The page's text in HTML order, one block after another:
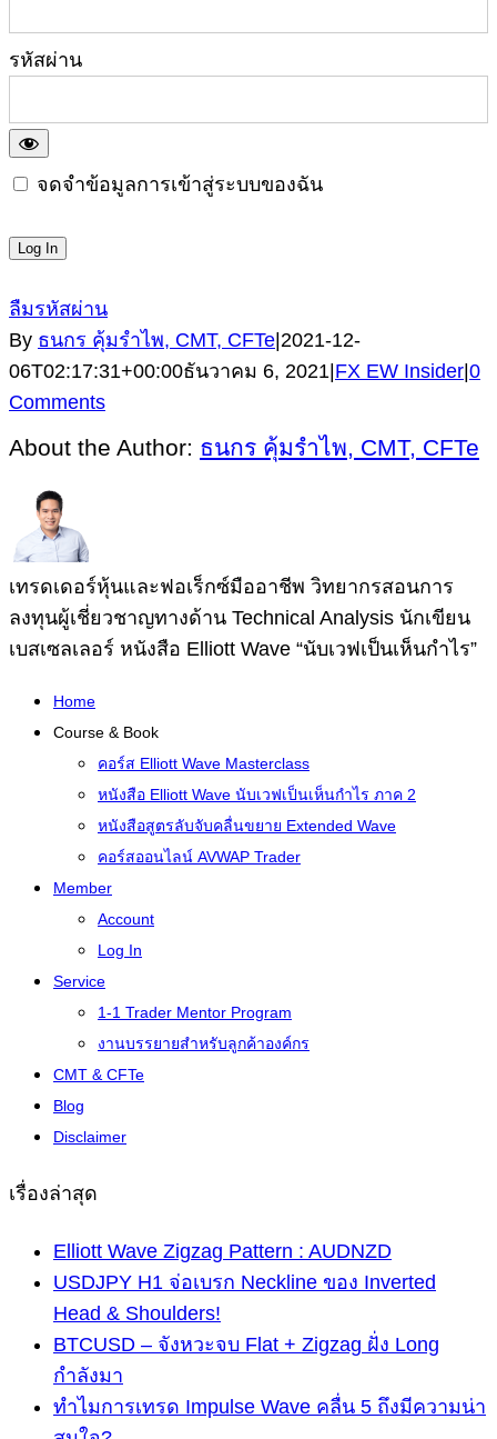
รหัสผ่าน
จดจำข้อมูลการเข้าสู่ระบบของฉัน
ลืมรหัสผ่าน
By ธนกร คุ้มรำไพ, CMT, CFTe|2021-12-
06T02:17:31+00:00ธันวาคม 6, 2021|FX EW Insider|0
Comments
About the Author: ธนกร คุ้มรำไพ, CMT, CFTe
เทรดเดอร์หุ้นและฟอเร็กซ์มืออาชีพ วิทยากรสอนการ
ลงทุนผู้เชี่ยวชาญทางด้าน Technical Analysis นักเขียน
เบสเซลเลอร์ หนังสือ Elliott Wave “นับเวฟเป็นเห็นกำไร”
Home
Course & Book
คอร์ส Elliott Wave Masterclass
หนังสือ Elliott Wave นับเวฟเป็นเห็นกำไร ภาค 2
หนังสือสูตรลับจับคลื่นขยาย Extended Wave
คอร์สออนไลน์ AVWAP Trader
Member
Account
Log In
Service
1-1 Trader Mentor Program
งานบรรยายสำหรับลูกค้าองค์กร
CMT & CFTe
Blog
Disclaimer
เรื่องล่าสุด
Elliott Wave Zigzag Pattern : AUDNZD
USDJPY H1 จ่อเบรก Neckline ของ Inverted
Head & Shoulders!
BTCUSD – จังหวะจบ Flat + Zigzag ฝั่ง Long
กำลังมา
ทำไมการเทรด Impulse Wave คลื่น 5 ถึงมีความน่า